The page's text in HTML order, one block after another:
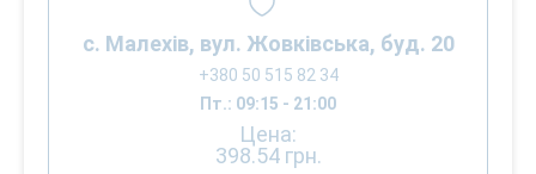
с. Малехів, вул. Жовківська, буд. 20
+380 50 515 82 34
Пт.: 09:15 - 21:00
Цена:
398.54 грн.